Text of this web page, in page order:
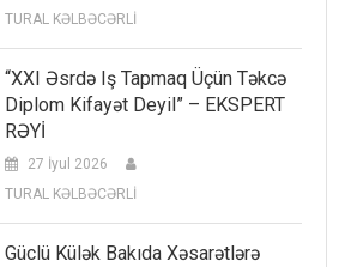
TURAL KƏLBƏCƏRLİ
“XXI Əsrdə Iş Tapmaq Üçün Təkcə
Diplom Kifayət Deyil” – EKSPERT
RƏYİ
27 İyul 2026
TURAL KƏLBƏCƏRLİ
Güclü Külək Bakıda Xəsarətlərə